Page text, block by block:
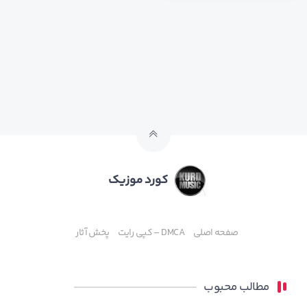
کورد موزیک
صفحه اصلی DMCA – کپی رایت پخش آثار
مطالب محبوب